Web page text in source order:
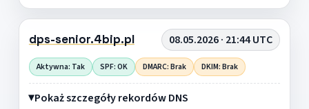
dps-senior.4bip.pl 08.05.2026 · 21:44 UTC
Aktywna: Tak SPF: OK DMARC: Brak DKIM: Brak
Pokaż szczegóły rekordów DNS